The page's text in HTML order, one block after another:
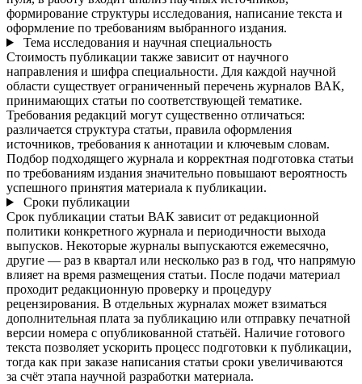
формирование структуры исследования, написание текста и
оформление по требованиям выбранного издания.
Тема исследования и научная специальность
Стоимость публикации также зависит от научного
направления и шифра специальности. Для каждой научной
области существует ограниченный перечень журналов ВАК,
принимающих статьи по соответствующей тематике.
Требования редакций могут существенно отличаться:
различается структура статьи, правила оформления
источников, требования к аннотации и ключевым словам.
Подбор подходящего журнала и корректная подготовка статьи
по требованиям издания значительно повышают вероятность
успешного принятия материала к публикации.
Сроки публикации
Срок публикации статьи ВАК зависит от редакционной
политики конкретного журнала и периодичности выхода
выпусков. Некоторые журналы выпускаются ежемесячно,
другие — раз в квартал или несколько раз в год, что напрямую
влияет на время размещения статьи. После подачи материал
проходит редакционную проверку и процедуру
рецензирования. В отдельных журналах может взиматься
дополнительная плата за публикацию или отправку печатной
версии номера с опубликованной статьёй. Наличие готового
текста позволяет ускорить процесс подготовки к публикации,
тогда как при заказе написания статьи сроки увеличиваются
за счёт этапа научной разработки материала.